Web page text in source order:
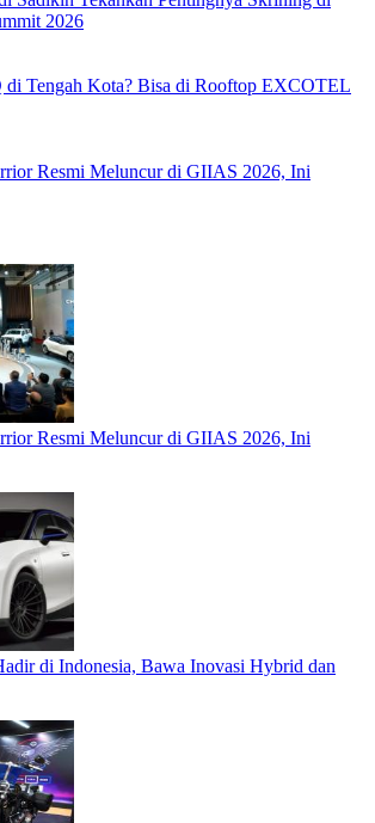
2026
di Tengah Kota? Bisa di Rooftop EXCOTEL
Resmi Meluncur di GIIAS 2026, Ini
Resmi Meluncur di GIIAS 2026, Ini
di Indonesia, Bawa Inovasi Hybrid dan